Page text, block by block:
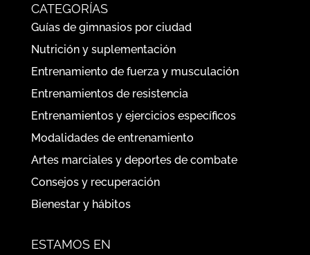
CATEGORÍAS
Guías de gimnasios por ciudad
Nutrición y suplementación
Entrenamiento de fuerza y musculación
Entrenamientos de resistencia
Entrenamientos y ejercicios específicos
Modalidades de entrenamiento
Artes marciales y deportes de combate
Consejos y recuperación
Bienestar y hábitos
ESTAMOS EN